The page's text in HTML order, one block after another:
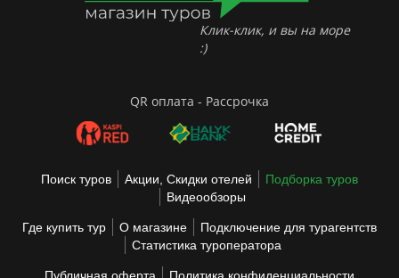
Клик-клик, и вы на море
:)
QR оплата - Рассрочка
Поиск туров Акции, Скидки отелей
Подборка туров
Видеообзоры
Где купить тур О магазине
Подключение для турагентств
Статистика туроператора
Публичная оферта Политика конфиденциальности